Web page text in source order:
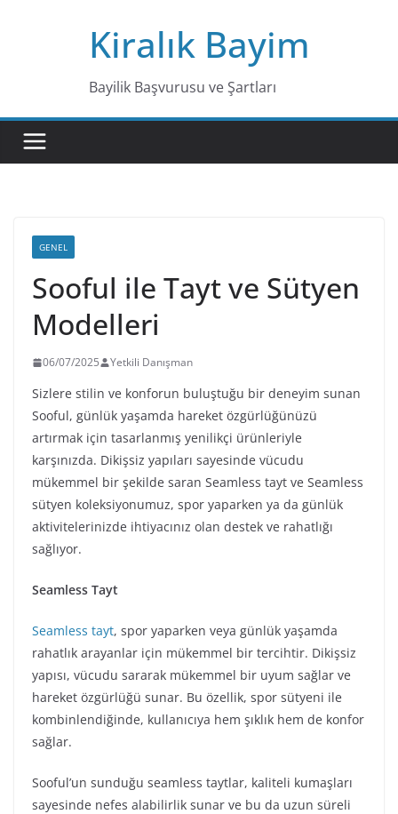
Kiralık Bayim
Bayilik Başvurusu ve Şartları
GENEL
Sooful ile Tayt ve Sütyen
Modelleri
06/07/2025 Yetkili Danışman
Sizlere stilin ve konforun buluştuğu bir deneyim sunan
Sooful, günlük yaşamda hareket özgürlüğünüzü
artırmak için tasarlanmış yenilikçi ürünleriyle
karşınızda. Dikişsiz yapıları sayesinde vücudu
mükemmel bir şekilde saran Seamless tayt ve Seamless
sütyen koleksiyonumuz, spor yaparken ya da günlük
aktivitelerinizde ihtiyacınız olan destek ve rahatlığı
sağlıyor.
Seamless Tayt
Seamless tayt, spor yaparken veya günlük yaşamda
rahatlık arayanlar için mükemmel bir tercihtir. Dikişsiz
yapısı, vücudu sararak mükemmel bir uyum sağlar ve
hareket özgürlüğü sunar. Bu özellik, spor sütyeni ile
kombinlendiğinde, kullanıcıya hem şıklık hem de konfor
sağlar.
Sooful’un sunduğu seamless taytlar, kaliteli kumaşları
sayesinde nefes alabilirlik sunar ve bu da uzun süreli